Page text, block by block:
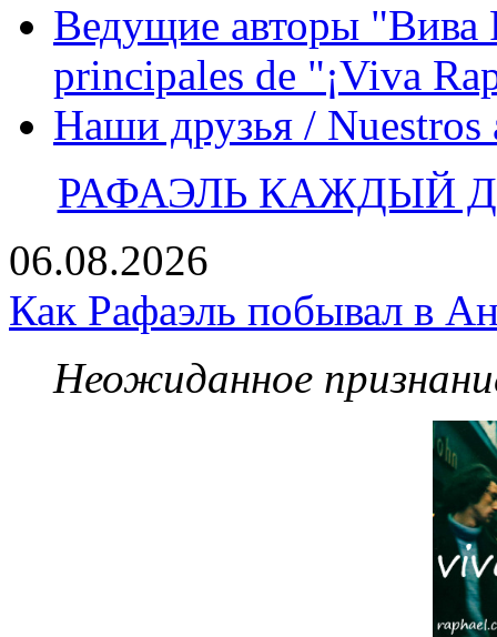
Ведущие авторы "Вива
principales de "¡Viva
Наши друзья / Nuestros
РАФАЭЛЬ КАЖДЫЙ
06.08.2026
Как Рафаэль побывал в
Неожиданное